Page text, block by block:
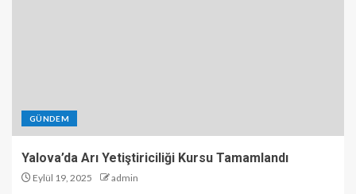
GÜNDEM
Yalova’da Arı Yetiştiriciliği Kursu Tamamlandı
Eylül 19, 2025 admin